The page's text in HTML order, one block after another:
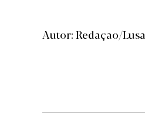
Autor: Redaçao/Lusa